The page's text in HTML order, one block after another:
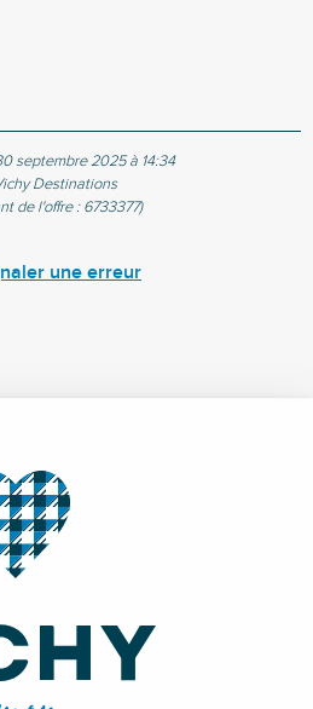
septembre 2025 à 14:34
Destinations
de l'offre :6733377)
une erreur